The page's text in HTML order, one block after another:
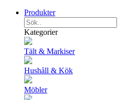
Produkter
Kategorier
Tält & Markiser
Hushåll & Kök
Möbler